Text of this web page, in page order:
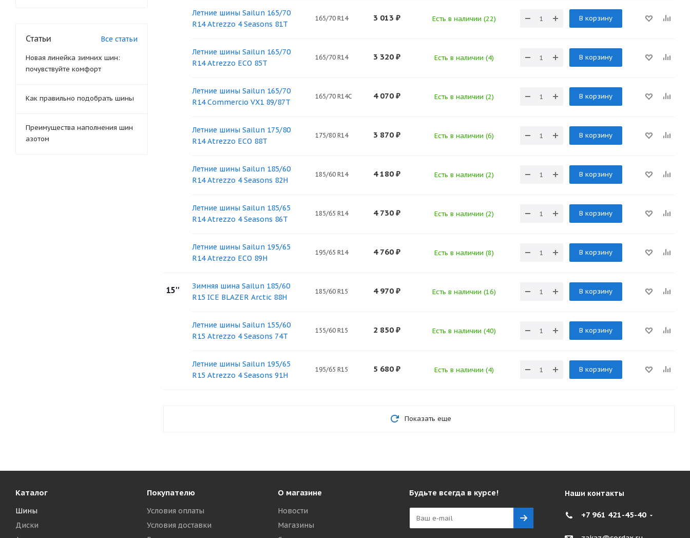
Летние шины Sailun 165/70
R14 Atrezzo 4 Seasons 81T
165/70 R14 3 013 ₽ Есть в наличии (22) В корзину
Летние шины Sailun 165/70
R14 Atrezzo ECO 85T
165/70 R14 3 320 ₽ Есть в наличии (4) В корзину
Летние шины Sailun 165/70
R14 Commercio VX1 89/87T
165/70 R14C 4 070 ₽ Есть в наличии (2) В корзину
Летние шины Sailun 175/80
R14 Atrezzo ECO 88T
175/80 R14 3 870 ₽ Есть в наличии (6) В корзину
Летние шины Sailun 185/60
R14 Atrezzo 4 Seasons 82H
185/60 R14 4 180 ₽ Есть в наличии (2) В корзину
Летние шины Sailun 185/65
R14 Atrezzo 4 Seasons 86T
185/65 R14 4 730 ₽ Есть в наличии (2) В корзину
Летние шины Sailun 195/65
R14 Atrezzo ECO 89H
195/65 R14 4 760 ₽ Есть в наличии (8) В корзину
15''
Зимняя шина Sailun 185/60
R15 ICE BLAZER Arctic 88H
185/60 R15 4 970 ₽ Есть в наличии (16) В корзину
Летние шины Sailun 155/60
R15 Atrezzo 4 Seasons 74T
155/60 R15 2 850 ₽ Есть в наличии (40) В корзину
Летние шины Sailun 195/65
R15 Atrezzo 4 Seasons 91H
195/65 R15 5 680 ₽ Есть в наличии (4) В корзину
Показать еще
Статьи Все статьи
Новая линейка зимних шин:
почувствуйте комфорт
Как правильно подобрать шины
Преимущества наполнения шин
азотом
Каталог
Шины
Диски
Покупателю
Условия оплаты
Условия доставки
О магазине
Новости
Магазины
Будьте всегда в курсе! Наши контакты
+7 961 421-45-40